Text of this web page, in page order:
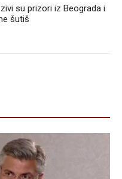
su prizori iz Beograda i
šutiš